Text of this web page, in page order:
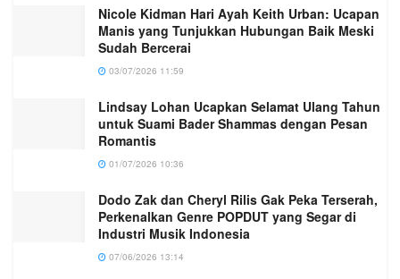
Nicole Kidman Hari Ayah Keith Urban: Ucapan
Manis yang Tunjukkan Hubungan Baik Meski
Sudah Bercerai
03/07/2026 11:59
Lindsay Lohan Ucapkan Selamat Ulang Tahun
untuk Suami Bader Shammas dengan Pesan
Romantis
01/07/2026 10:36
Dodo Zak dan Cheryl Rilis Gak Peka Terserah,
Perkenalkan Genre POPDUT yang Segar di
Industri Musik Indonesia
07/06/2026 13:14